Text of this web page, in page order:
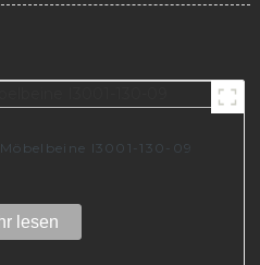
I3001-130-09
lesen